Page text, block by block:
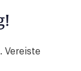
Vereiste